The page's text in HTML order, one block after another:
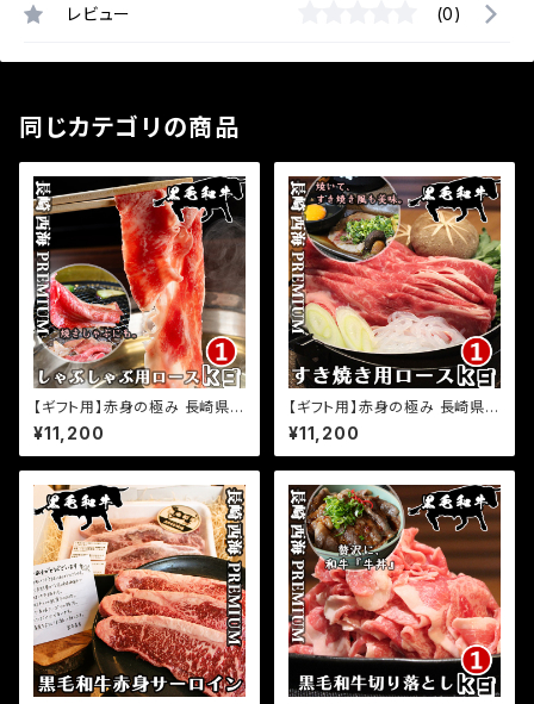
レビュー (0)
同じカテゴリの商品
【ギフト用】赤身の極み 長崎県
プレミアム経産牛 黒毛和牛 しゃ
ぶしゃぶ 焼きしゃぶ 用ロース 1k
g(500g×2パック) 小分け 国産
の味
¥11,200
【ギフト用】赤身の極み 長崎県
プレミアム経産牛 黒毛和牛 すき
焼き 炙りすき焼き 用ロース 1kg
(500g×2パック) 小分け 国産
の味
¥11,200